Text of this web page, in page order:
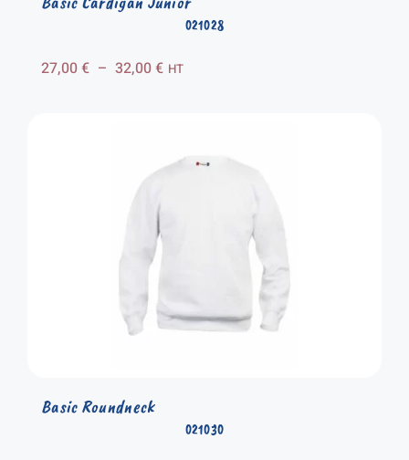
021028
27,00€ – 32,00€Plage
à
HT
021030
Basic Roundneck